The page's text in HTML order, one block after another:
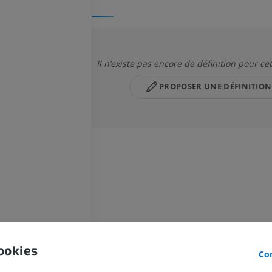
Il n’existe pas encore de définition pour
PROPOSER UNE DÉFINITION